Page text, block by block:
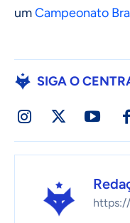
umCampeonato
SIGA O